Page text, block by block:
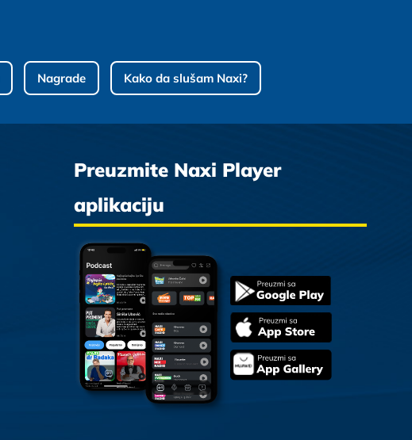
Nagrade Kako da slušam Naxi?
Preuzmite Naxi Player
aplikaciju